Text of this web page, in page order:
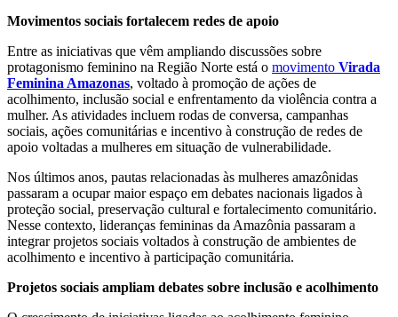
Movimentos sociais fortalecem redes de apoio
Entre as iniciativas que vêm ampliando discussões sobre
protagonismo feminino na Região Norte está o movimento Virada
Feminina Amazonas, voltado à promoção de ações de
acolhimento, inclusão social e enfrentamento da violência contra a
mulher. As atividades incluem rodas de conversa, campanhas
sociais, ações comunitárias e incentivo à construção de redes de
apoio voltadas a mulheres em situação de vulnerabilidade.
Nos últimos anos, pautas relacionadas às mulheres amazônidas
passaram a ocupar maior espaço em debates nacionais ligados à
proteção social, preservação cultural e fortalecimento comunitário.
Nesse contexto, lideranças femininas da Amazônia passaram a
integrar projetos sociais voltados à construção de ambientes de
acolhimento e incentivo à participação comunitária.
Projetos sociais ampliam debates sobre inclusão e acolhimento